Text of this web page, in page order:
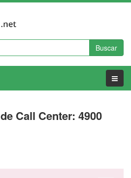
Buscar
Menu
Call Center: 4900